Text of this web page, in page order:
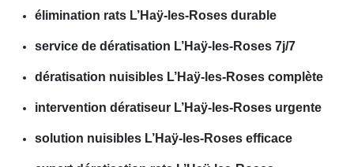
élimination rats L’Haÿ-les-Roses durable
service de dératisation L’Haÿ-les-Roses 7j/7
dératisation nuisibles L’Haÿ-les-Roses complète
intervention dératiseur L’Haÿ-les-Roses urgente
solution nuisibles L’Haÿ-les-Roses efficace